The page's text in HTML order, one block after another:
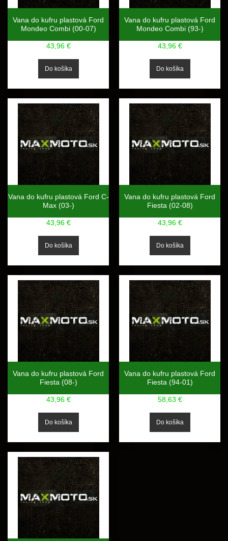
Vana do kufru plastová Ford
Mondeo Combi (00-07)
43,96 €
Vana do kufru plastová Ford
Mondeo Combi (93-)
43,96 €
Vana do kufru plastová Ford C-
Max (03-)
43,96 €
Vana do kufru plastová Ford
Fiesta (02-08)
43,96 €
Vana do kufru plastová Ford
Fiesta (08-)
43,96 €
Vana do kufru plastová Ford
Fiesta (94-01)
58,63 €